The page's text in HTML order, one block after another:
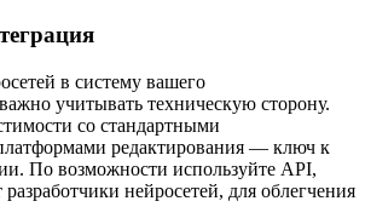
в систему вашего
учитывать техническую сторону.
со стандартными
редактирования — ключ к
По возможности используйте API,
нейросетей, для облегчения